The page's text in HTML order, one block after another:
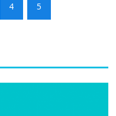
4 5